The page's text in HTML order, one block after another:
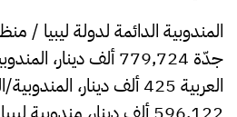
المندوبية الدائمة لدولة ليبيا /
جدّة 779,724 ألف دينار،
العربية 425 ألف دينار،